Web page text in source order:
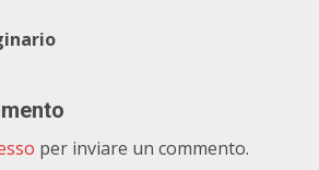
per inviare un commento.